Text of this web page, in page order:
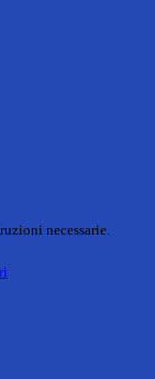
necessarie.